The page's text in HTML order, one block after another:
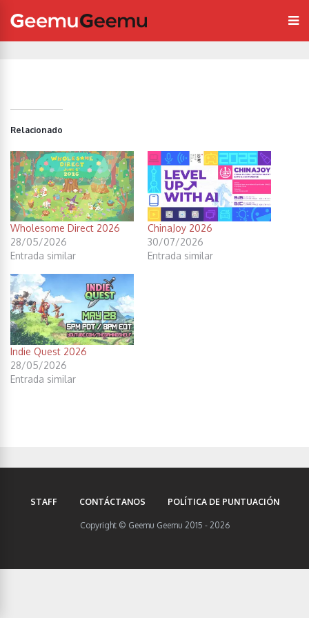
Relacionado
Wholesome Direct 2026
28/05/2026
Entrada similar
ChinaJoy 2026
30/07/2026
Entrada similar
Indie Quest 2026
28/05/2026
Entrada similar
STAFF CONTÁCTANOS POLÍTICA DE PUNTUACIÓN
Copyright © Geemu Geemu 2015 - 2026